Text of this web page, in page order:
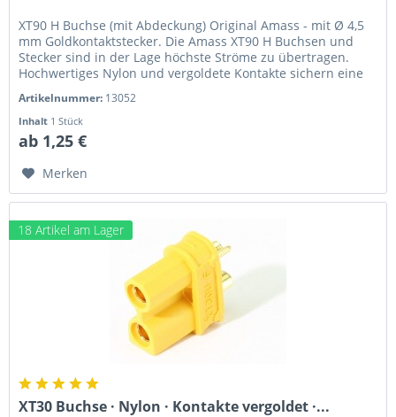
XT90 H Buchse (mit Abdeckung) Original Amass - mit Ø 4,5
mm Goldkontaktstecker. Die Amass XT90 H Buchsen und
Stecker sind in der Lage höchste Ströme zu übertragen.
Hochwertiges Nylon und vergoldete Kontakte sichern eine
Artikelnummer: 13052
Inhalt 1 Stück
ab 1,25 €
Merken
18 Artikel am Lager
XT30 Buchse · Nylon · Kontakte vergoldet ·...